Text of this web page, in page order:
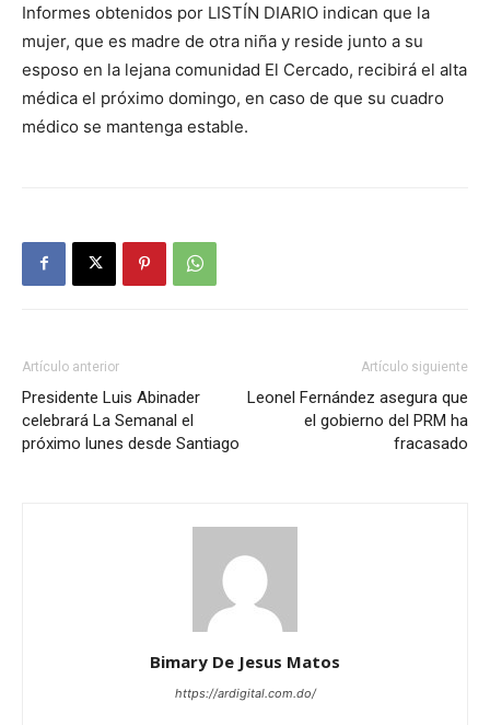
Informes obtenidos por LISTÍN DIARIO indican que la
mujer, que es madre de otra niña y reside junto a su
esposo en la lejana comunidad El Cercado, recibirá el alta
médica el próximo domingo, en caso de que su cuadro
médico se mantenga estable.
Artículo anterior
Presidente Luis Abinader
celebrará La Semanal el
próximo lunes desde Santiago
Artículo siguiente
Leonel Fernández asegura que
el gobierno del PRM ha
fracasado
Bimary De Jesus Matos
https://ardigital.com.do/